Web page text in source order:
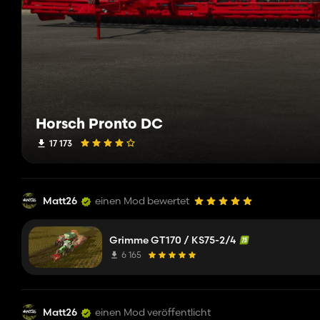
Horsch Pronto DC
17 173
Matt26 einen Mod bewertet
Grimme GT170 / KS75-2/4
6 165
Matt26 einen Mod veröffentlicht